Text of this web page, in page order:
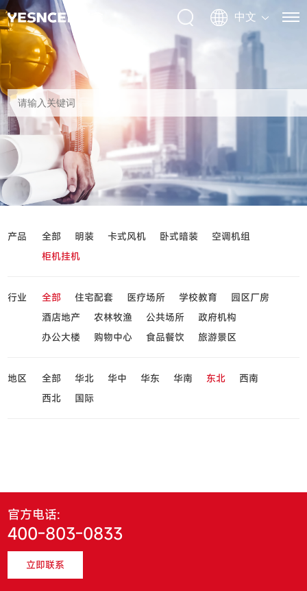
产品 全部 明装 卡式风机 卧式暗装
空调机组
柜机挂机
行业 全部 住宅配套 医疗场所 学校教育
园区厂房
酒店地产
农林牧渔 公共场所
政府机构
办公大楼
购物中心 食品餐饮 旅游景区
地区 全部 华北 华中 华东 华南 东北
西南
西北
国际
官方电话:
400-803-0833
立即联系